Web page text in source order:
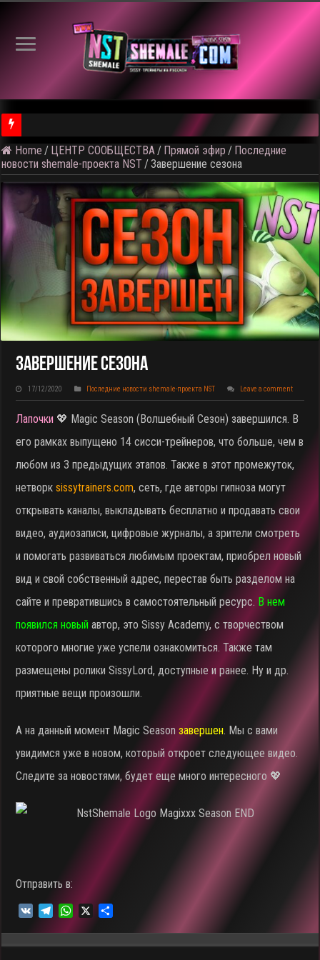
⚠️ Результаты голосования и тема следующего откртытого
Home / ЦЕНТР СООБЩЕСТВА / Прямой эфир / Последние
новости shemale-проекта NST /Завершение сезона
Завершение Сезона
17/12/2020 Последние новости shemale-проекта NST Leave a comment
Лапочки 💖 Magic Season (Волшебный Сезон) завершился. В
его рамках выпущено 14 сисси-трейнеров, что больше, чем в
любом из 3 предыдущих этапов. Также в этот промежуток,
нетворкsissytrainers.com, сеть, где авторы гипноза могут
открывать каналы, выкладывать бесплатно и продавать свои
видео, аудиозаписи, цифровые журналы, а зрители смотреть
и помогать развиваться любимым проектам, приобрел новый
вид и свой собственный адрес, перестав быть разделом на
сайте и превратившись в самостоятельный ресурс. В нем
появился новыйавтор, это Sissy Academy, с творчеством
которого многие уже успели ознакомиться. Также там
размещены ролики SissyLord, доступные и ранее. Ну и др.
приятные вещи произошли.
А на данный момент Magic Seasonзавершен. Мы с вами
увидимся уже в новом, который откроет следующее видео.
Следите за новостями, будет еще много интересного 💖
Отправить в:
W